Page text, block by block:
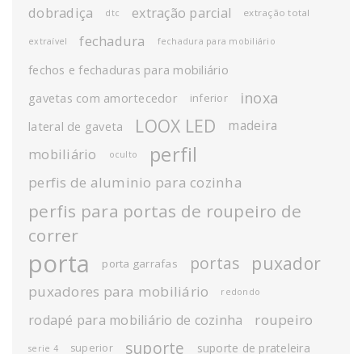
dobradiça dtc extração parcial extração total
extraível fechadura fechadura para mobiliário
fechos e fechaduras para mobiliário
gavetas com amortecedor
inferior inoxa
lateral de gaveta LOOX LED madeira
mobiliário oculto perfil
perfis de aluminio para cozinha
perfis para portas de roupeiro de
correr
porta porta garrafas portas puxador
puxadores para mobiliário redondo
rodapé para mobiliário de cozinha roupeiro
serie 4 superior suporte suporte de prateleira